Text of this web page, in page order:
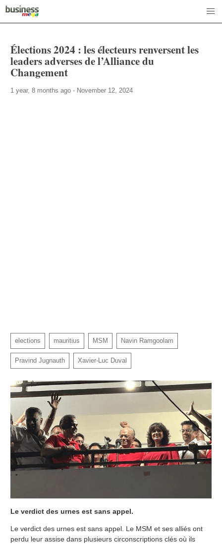
Élections 2024 : les électeurs renversent les
leaders adverses de l’Alliance du
Changement
1 year, 8 months ago - November 12, 2024
elections mauritius MSM Navin Ramgoolam
Pravind Jugnauth Xavier-Luc Duval
Le verdict des urnes est sans appel.
Le verdict des urnes est sans appel. Le MSM et ses alliés ont
perdu leur assise dans plusieurs circonscriptions clés où ils